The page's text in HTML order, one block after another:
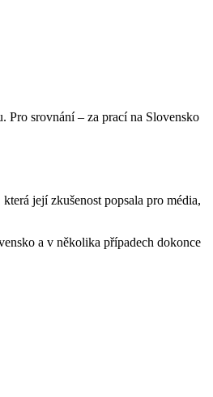
Pro srovnání – za prací na Slovensko
její zkušenost popsala pro média,
a v několika případech dokonce